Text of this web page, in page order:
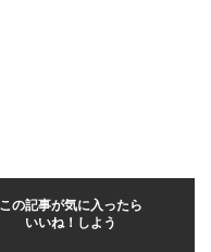
この記事が気に入ったら
いいね！しよう